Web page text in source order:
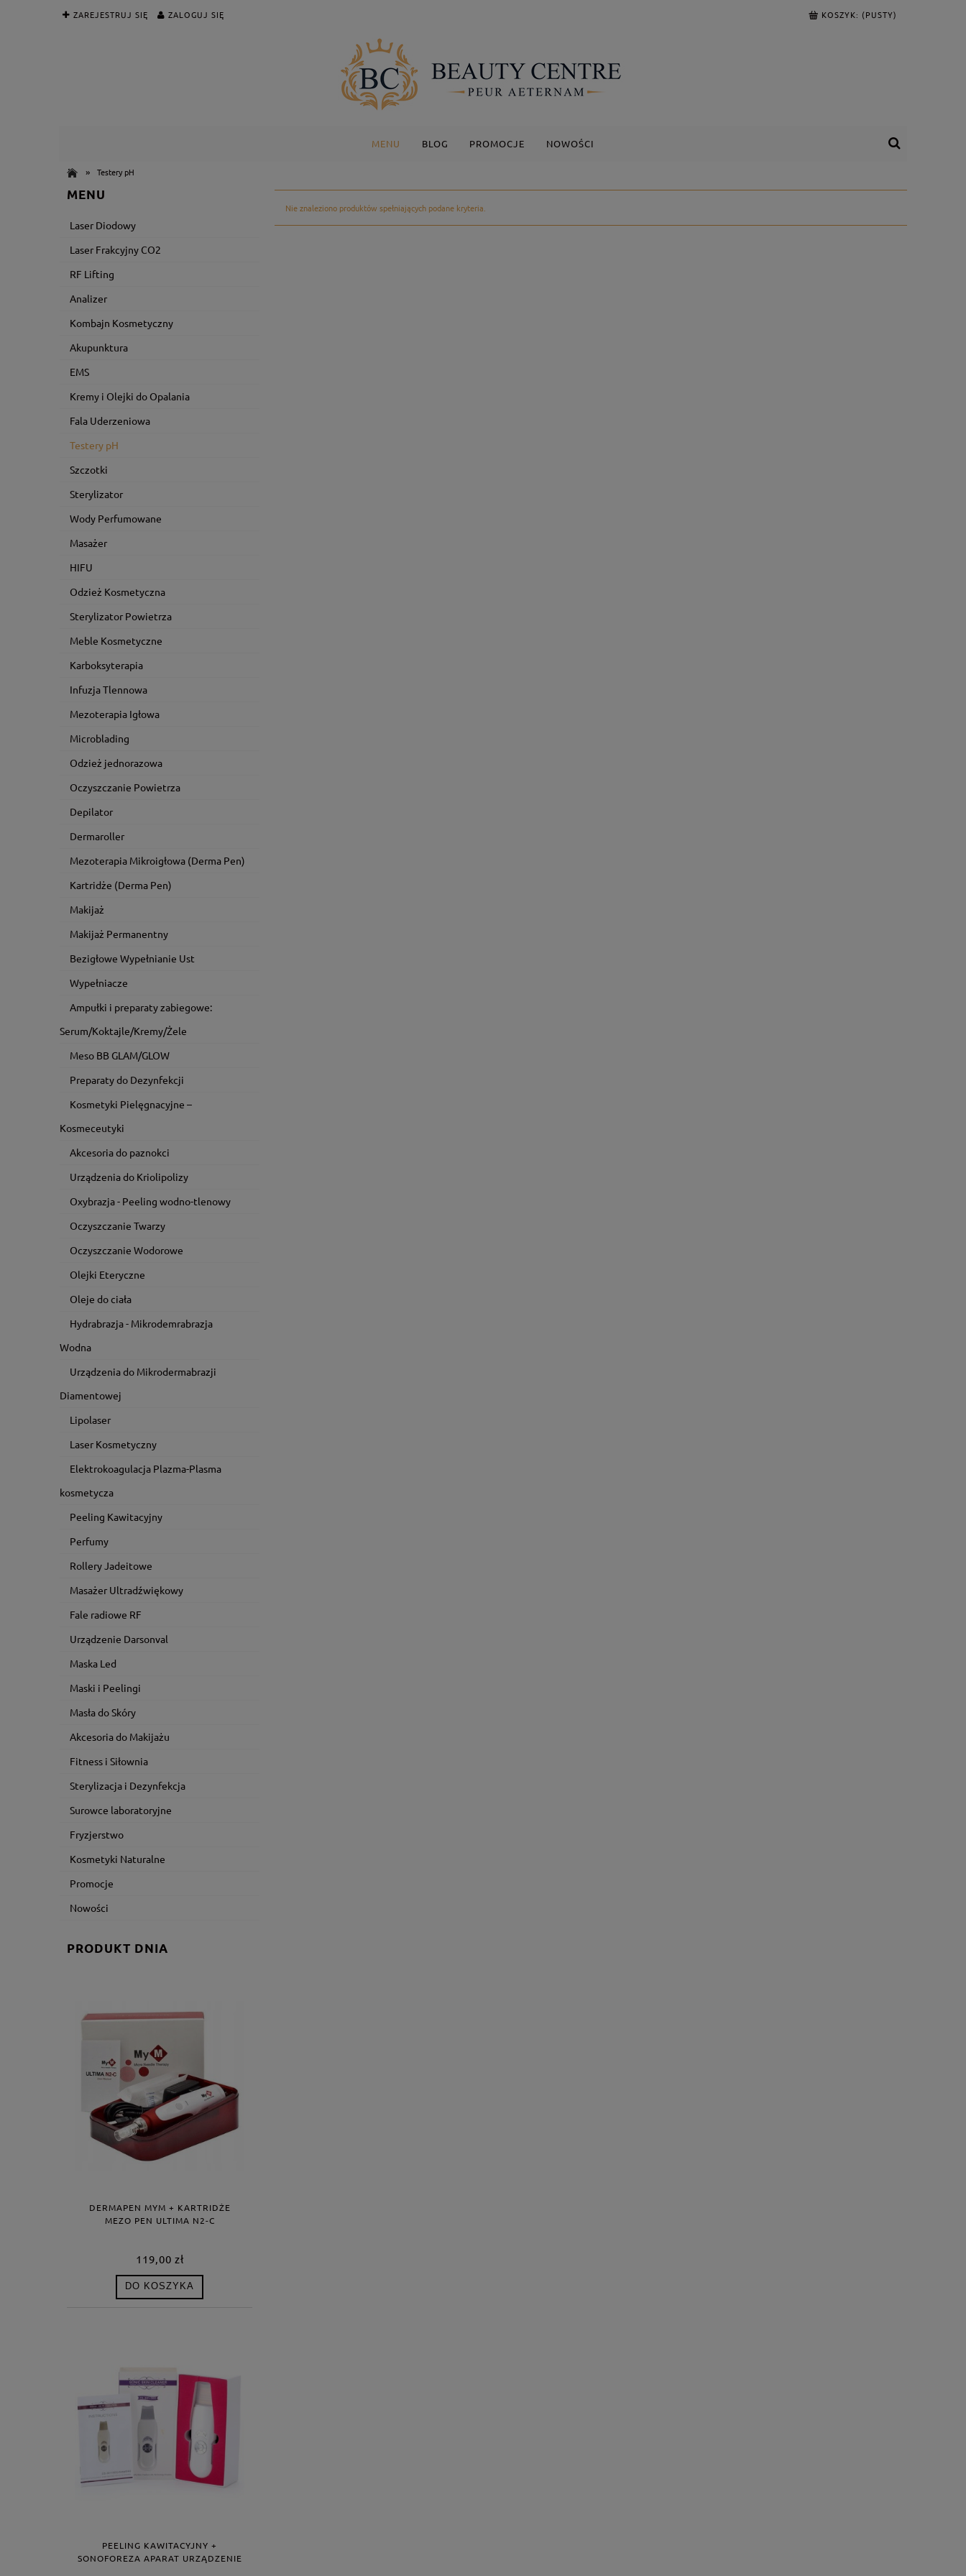
ZAREJESTRUJ SIĘ ZALOGUJ SIĘ KOSZYK: (PUSTY)
MENU BLOG PROMOCJE NOWOŚCI
» Testery pH
MENU
Laser Diodowy
Laser Frakcyjny CO2
RF Lifting
Analizer
Kombajn Kosmetyczny
Akupunktura
EMS
Kremy i Olejki do Opalania
Fala Uderzeniowa
Testery pH
Szczotki
Sterylizator
Wody Perfumowane
Masażer
HIFU
Odzież Kosmetyczna
Sterylizator Powietrza
Meble Kosmetyczne
Karboksyterapia
Infuzja Tlennowa
Mezoterapia Igłowa
Microblading
Odzież jednorazowa
Oczyszczanie Powietrza
Depilator
Dermaroller
Mezoterapia Mikroigłowa (Derma Pen)
Kartridże (Derma Pen)
Makijaż
Makijaż Permanentny
Bezigłowe Wypełnianie Ust
Wypełniacze
Ampułki i preparaty zabiegowe:
Serum/Koktajle/Kremy/Żele
Meso BB GLAM/GLOW
Preparaty do Dezynfekcji
Kosmetyki Pielęgnacyjne –
Kosmeceutyki
Akcesoria do paznokci
Urządzenia do Kriolipolizy
Oxybrazja - Peeling wodno-tlenowy
Oczyszczanie Twarzy
Oczyszczanie Wodorowe
Olejki Eteryczne
Oleje do ciała
Hydrabrazja - Mikrodemrabrazja
Wodna
Urządzenia do Mikrodermabrazji
Diamentowej
Lipolaser
Laser Kosmetyczny
Elektrokoagulacja Plazma-Plasma
kosmetycza
Peeling Kawitacyjny
Perfumy
Rollery Jadeitowe
Masażer Ultradźwiękowy
Fale radiowe RF
Urządzenie Darsonval
Maska Led
Maski i Peelingi
Masła do Skóry
Akcesoria do Makijażu
Fitness i Siłownia
Sterylizacja i Dezynfekcja
Surowce laboratoryjne
Fryzjerstwo
Kosmetyki Naturalne
Promocje
Nowości
PRODUKT DNIA
DERMAPEN MYM + KARTRIDŻE
MEZO PEN ULTIMA N2-C
119,00 zł
DO KOSZYKA
PEELING KAWITACYJNY +
SONOFOREZA APARAT URZĄDZENIE
Nie znaleziono produktów spełniających podane kryteria.